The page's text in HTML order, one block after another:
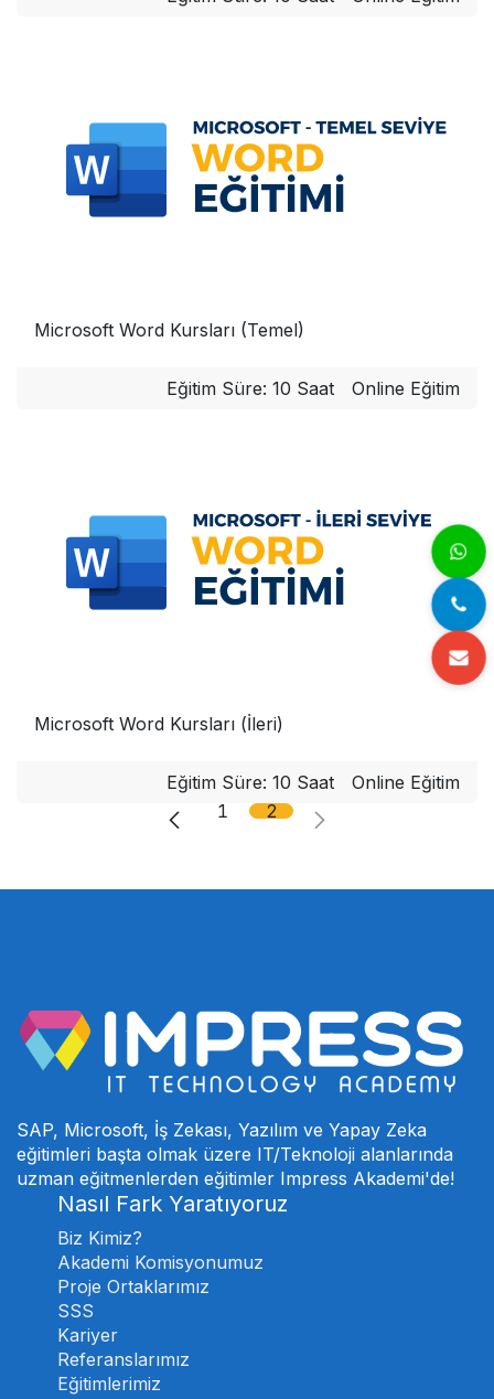
Microsoft Word Kursları (Temel)
Eğitim Süre: 10 Saat Online Eğitim
Microsoft Word Kursları (İleri)
Eğitim Süre: 10 Saat
Online Eğitim
1
2
SAP, Microsoft, İş Zekası, Yazılım ve Yapay Zeka
eğitimleri başta olmak üzere IT/Teknoloji alanlarında
uzman eğitmenlerden eğitimler Impress Akademi'de!
Nasıl Fark Yaratıyoruz
Biz Kimiz?
Akademi Komisyonumuz
Proje Ortaklarımız
SSS
Kariyer
Referanslarımız
Eğitimlerimiz